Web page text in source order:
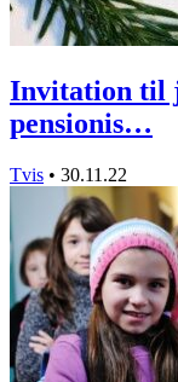
Invitation til
pensionis…
Tvis • 30.11.22